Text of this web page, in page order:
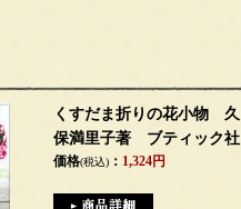
くすだま折りの花小物 久
保満里子著 ブティック社
価格(税込) ： 1,324円